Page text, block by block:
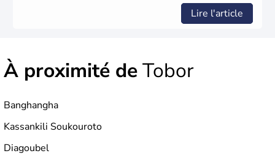
Lire l'article
À proximité deTobor
Banghangha
Kassankili Soukouroto
Diagoubel